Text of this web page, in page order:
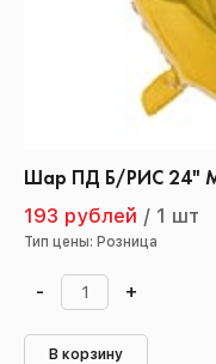
Шар ПД Б/РИС 24"
193 рублей / 1 шт
Тип цены: Розница
- +
В корзину